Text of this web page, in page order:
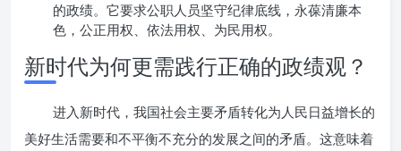
的政绩。它要求公职人员坚守纪律底线，永葆清廉本
色，公正用权、依法用权、为民用权。
新时代为何更需践行正确的政绩观？
进入新时代，我国社会主要矛盾转化为人民日益增长的
美好生活需要和不平衡不充分的发展之间的矛盾。这意味着